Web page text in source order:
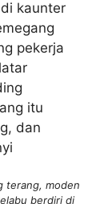
terang, moden
berdiri di